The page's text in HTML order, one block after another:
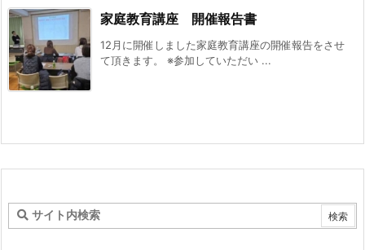
家庭教育講座 開催報告書
12月に開催しました家庭教育講座の開催報告をさせ
て頂きます。 ※参加していただい ...